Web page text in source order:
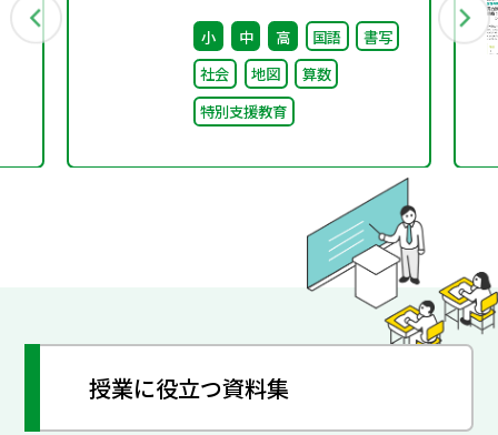
育体制整備状況調査、通
級による指導実施状況調
査）
小 中 高 国語
書写
社会
地図
算数
特別支援教育
授業に役立つ資料集